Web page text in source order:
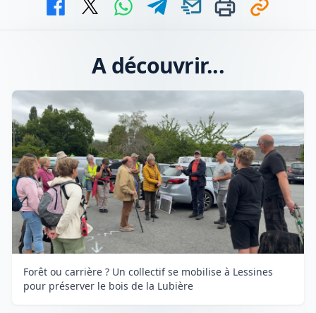
A découvrir...
Forêt ou carrière ? Un collectif se mobilise à Lessines
pour préserver le bois de la Lubière